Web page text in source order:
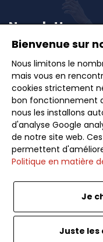
Newsletter
Inscrivez-vous à
avant-première
voyages et conseils
Bienvenue sur
Nous limitons le
mais vous en
cookies strictement
bon fonctionnement
nous les installons
d'analyse Google
de notre site web.
permettent
Politique en matière
Je
Juste les